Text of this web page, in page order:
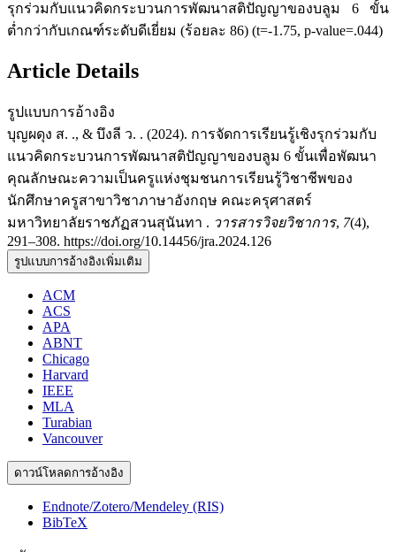
รุกร่วมกับแนวคิดกระบวนการพัฒนาสติปัญญาของบลูม 6 ขั้น
ต่ำกว่ากับเกณฑ์ระดับดีเยี่ยม (ร้อยละ 86) (t=-1.75, p-value=.044)
Article Details
รูปแบบการอ้างอิง
บุญผดุง ส. ., & บึงลี ว. . (2024). การจัดการเรียนรู้เชิงรุกร่วมกับ
แนวคิดกระบวนการพัฒนาสติปัญญาของบลูม 6 ขั้นเพื่อพัฒนา
คุณลักษณะความเป็นครูแห่งชุมชนการเรียนรู้วิชาชีพของ
นักศึกษาครูสาขาวิชาภาษาอังกฤษ คณะครุศาสตร์
มหาวิทยาลัยราชภัฏสวนสุนันทา . วารสารวิจยวิชาการ, 7(4),
291–308. https://doi.org/10.14456/jra.2024.126
รูปแบบการอ้างอิงเพิ่มเติม
ACM
ACS
APA
ABNT
Chicago
Harvard
IEEE
MLA
Turabian
Vancouver
ดาวน์โหลดการอ้างอิง
Endnote/Zotero/Mendeley (RIS)
BibTeX